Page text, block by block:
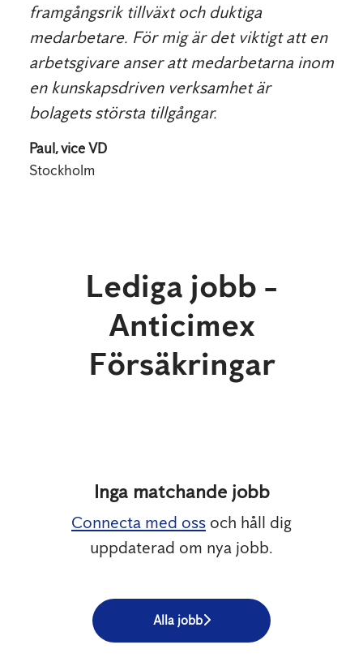
framgångsrik tillväxt och duktiga
medarbetare. För mig är det viktigt att en
arbetsgivare anser att medarbetarna inom
en kunskapsdriven verksamhet är
bolagets största tillgångar.
Paul, vice VD
Stockholm
Lediga jobb -
Anticimex
Försäkringar
Inga matchande jobb
Connecta med oss och håll dig
uppdaterad om nya jobb.
Alla jobb